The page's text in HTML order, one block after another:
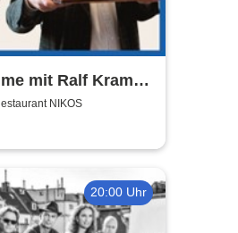
mit Ralf Kramp |
Krimi-Lesung
NIKOS
20:00 Uhr